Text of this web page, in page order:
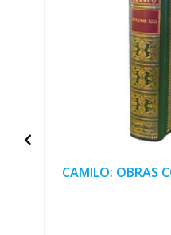
CAMILO: OBRAS